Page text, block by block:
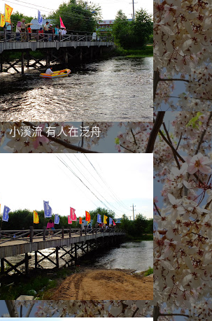
小溪流 有人在泛舟